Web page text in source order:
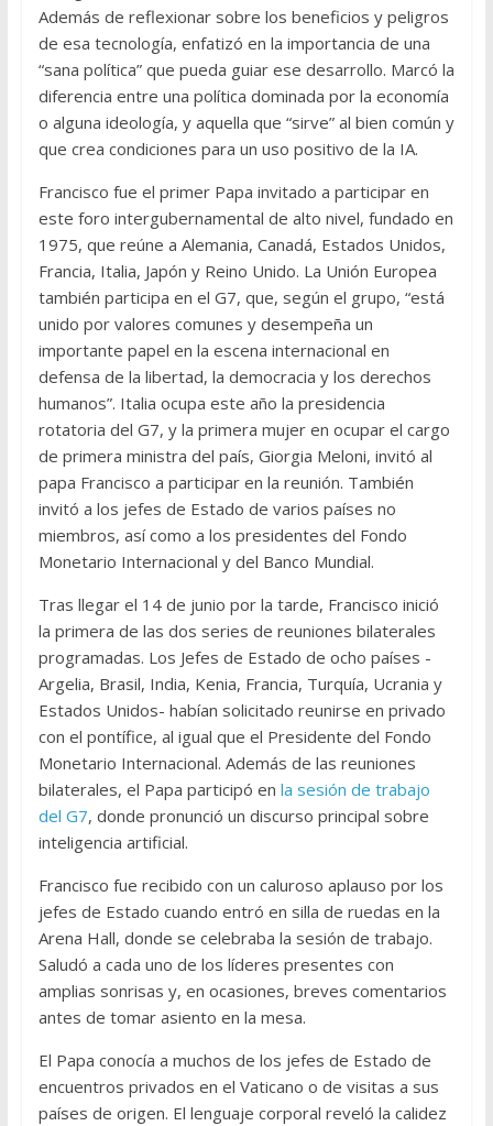
Además de reflexionar sobre los beneficios y peligros
de esa tecnología, enfatizó en la importancia de una
“sana política” que pueda guiar ese desarrollo. Marcó la
diferencia entre una política dominada por la economía
o alguna ideología, y aquella que “sirve” al bien común y
que crea condiciones para un uso positivo de la IA.
Francisco fue el primer Papa invitado a participar en
este foro intergubernamental de alto nivel, fundado en
1975, que reúne a Alemania, Canadá, Estados Unidos,
Francia, Italia, Japón y Reino Unido. La Unión Europea
también participa en el G7, que, según el grupo, “está
unido por valores comunes y desempeña un
importante papel en la escena internacional en
defensa de la libertad, la democracia y los derechos
humanos”. Italia ocupa este año la presidencia
rotatoria del G7, y la primera mujer en ocupar el cargo
de primera ministra del país, Giorgia Meloni, invitó al
papa Francisco a participar en la reunión. También
invitó a los jefes de Estado de varios países no
miembros, así como a los presidentes del Fondo
Monetario Internacional y del Banco Mundial.
Tras llegar el 14 de junio por la tarde, Francisco inició
la primera de las dos series de reuniones bilaterales
programadas. Los Jefes de Estado de ocho países -
Argelia, Brasil, India, Kenia, Francia, Turquía, Ucrania y
Estados Unidos- habían solicitado reunirse en privado
con el pontífice, al igual que el Presidente del Fondo
Monetario Internacional. Además de las reuniones
bilaterales, el Papa participó en la sesión de trabajo
del G7, donde pronunció un discurso principal sobre
inteligencia artificial.
Francisco fue recibido con un caluroso aplauso por los
jefes de Estado cuando entró en silla de ruedas en la
Arena Hall, donde se celebraba la sesión de trabajo.
Saludó a cada uno de los líderes presentes con
amplias sonrisas y, en ocasiones, breves comentarios
antes de tomar asiento en la mesa.
El Papa conocía a muchos de los jefes de Estado de
encuentros privados en el Vaticano o de visitas a sus
países de origen. El lenguaje corporal reveló la calidez